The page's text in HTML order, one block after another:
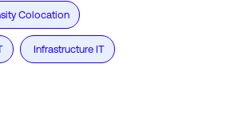
Colocation
Infrastructure IT